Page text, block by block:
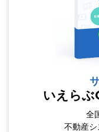
いえら
全
不動産シ